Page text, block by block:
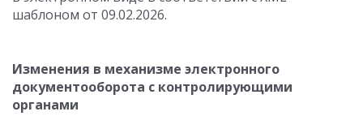
шаблоном от 09.02.2026.
Изменения в механизме электронного
документооборота с контролирующими
органами